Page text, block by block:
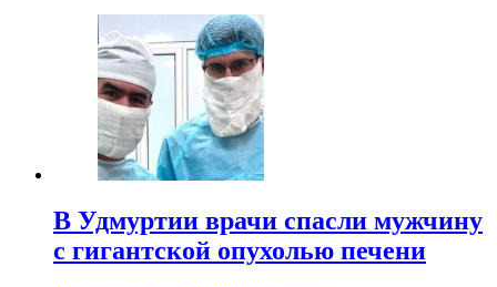
В Удмуртии врачи спасли мужчину
с гигантской опухолью печени